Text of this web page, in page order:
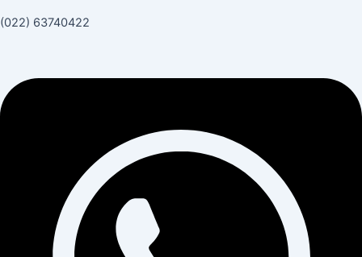
(022) 63740422